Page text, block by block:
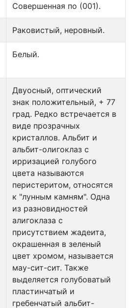
Совершенная по (001).
Раковистый, неровный.
Белый.
Двуосный, оптический
знак положительный, + 77
град. Редко встречается в
виде прозрачных
кристаллов. Альбит и
альбит-олигоклаз с
ирризацией голубого
цвета называются
перистеритом, относятся
к "лунным камням". Одна
из разновидностей
алигоклаза с
присутствием жадеита,
окрашенная в зеленый
цвет хромом, называется
мау-сит-сит. Также
выделяется голубоватый
пластинчатый и
гребенчатый альбит-